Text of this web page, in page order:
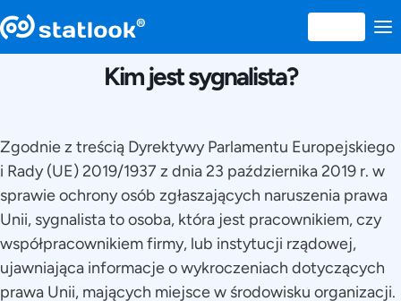
21 SEPTEMBRIE 2021
Kim jest sygnalista?
Zgodnie z treścią Dyrektywy Parlamentu Europejskiego
i Rady (UE) 2019/1937 z dnia 23 października 2019 r. w
sprawie ochrony osób zgłaszających naruszenia prawa
Unii, sygnalista to osoba, która jest pracownikiem, czy
współpracownikiem firmy, lub instytucji rządowej,
ujawniająca informacje o wykroczeniach dotyczących
prawa Unii, mających miejsce w środowisku organizacji.